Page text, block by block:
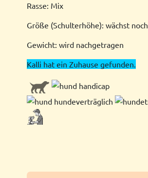
Rasse: Mix
Größe (Schulterhöhe): wächst noch
Gewicht: wird nachgetragen
Kalli hat ein Zuhause gefunden.